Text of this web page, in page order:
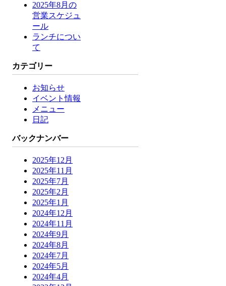
2025年8月の
営業スケジュ
ール
ランチについ
て
カテゴリー
お知らせ
イベント情報
メニュー
日記
バックナンバー
2025年12月
2025年11月
2025年7月
2025年2月
2025年1月
2024年12月
2024年11月
2024年9月
2024年8月
2024年7月
2024年5月
2024年4月